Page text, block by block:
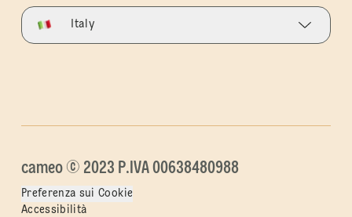
Italy
cameo © 2023 P.IVA 00638480988
Preferenza sui Cookie
Accessibilità